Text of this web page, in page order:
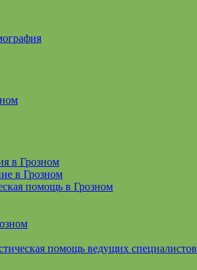
в Грозном
в Грозном
помощь в Грозном
помощь ведущих специалистов